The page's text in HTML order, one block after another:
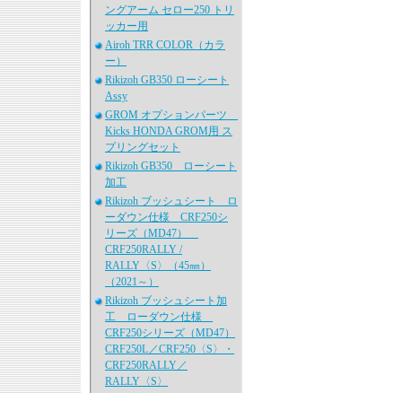
ングアーム セロー250 トリ
ッカー用
Airoh TRR COLOR（カラ
ー）
Rikizoh GB350 ローシート
Assy
GROM オプションパーツ
Kicks HONDA GROM用 ス
プリングセット
Rikizoh GB350 ローシート
加工
Rikizoh ブッシュシート ロ
ーダウン仕様 CRF250シ
リーズ（MD47）
CRF250RALLY /
RALLY〈S〉（45㎜）
（2021～）
Rikizoh ブッシュシート加
工 ローダウン仕様
CRF250シリーズ（MD47）
CRF250L／CRF250〈S〉・
CRF250RALLY／
RALLY〈S〉